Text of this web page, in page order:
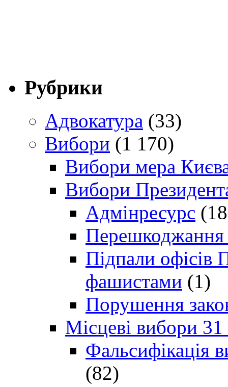
Рубрики
Адвокатура (33)
Вибори (1 170)
Вибори мера
Вибори
Адмінресурс
Перешкоджання
Підпали офісів
фашистами (1)
Порушення
Місцеві вибори
Фальсифікація
(82)